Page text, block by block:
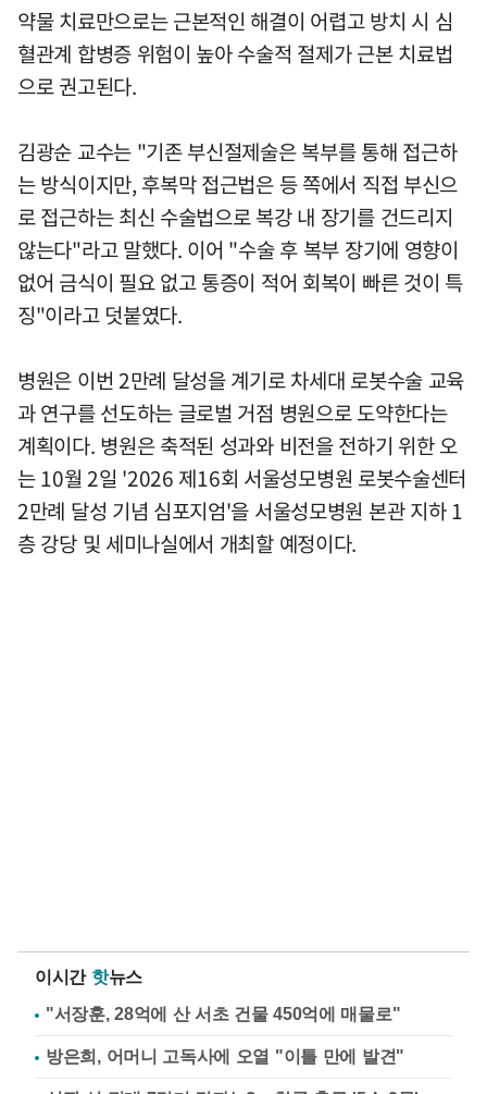
약물 치료만으로는 근본적인 해결이 어렵고 방치 시 심
혈관계 합병증 위험이 높아 수술적 절제가 근본 치료법
으로 권고된다.
김광순 교수는 "기존 부신절제술은 복부를 통해 접근하
는 방식이지만, 후복막 접근법은 등 쪽에서 직접 부신으
로 접근하는 최신 수술법으로 복강 내 장기를 건드리지
않는다"라고 말했다. 이어 "수술 후 복부 장기에 영향이
없어 금식이 필요 없고 통증이 적어 회복이 빠른 것이 특
징"이라고 덧붙였다.
병원은 이번 2만례 달성을 계기로 차세대 로봇수술 교육
과 연구를 선도하는 글로벌 거점 병원으로 도약한다는
계획이다. 병원은 축적된 성과와 비전을 전하기 위한 오
는 10월 2일 '2026 제16회 서울성모병원 로봇수술센터
2만례 달성 기념 심포지엄'을 서울성모병원 본관 지하 1
층 강당 및 세미나실에서 개최할 예정이다.
이시간 핫뉴스
"서장훈, 28억에 산 서초 건물 450억에 매물로"
방은희, 어머니 고독사에 오열 "이틀 만에 발견"